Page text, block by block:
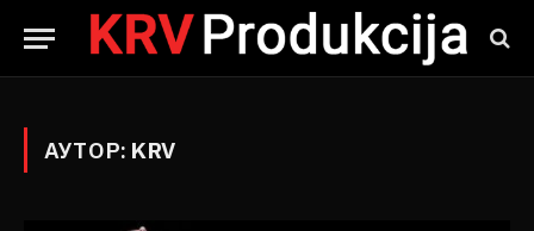
АУТОР: KRV